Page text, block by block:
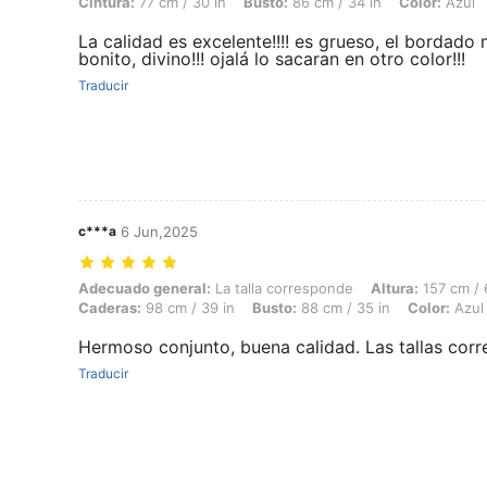
La calidad es excelente!!!! es grueso, el bordado
bonito, divino!!! ojalá lo sacaran en otro color!!!
Traducir
c***a 6 Jun,2025
Adecuado general: La talla corresponde, Altura: 157 cm / 62 in,
Adecuado general: La talla corresponde Altura: 157 cm /
Caderas: 98 cm / 39 in Busto: 88 cm / 35 in Color: Azul
Hermoso conjunto, buena calidad. Las tallas
Traducir